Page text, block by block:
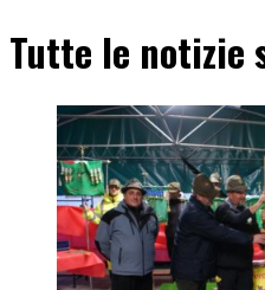
Tutte le notizie